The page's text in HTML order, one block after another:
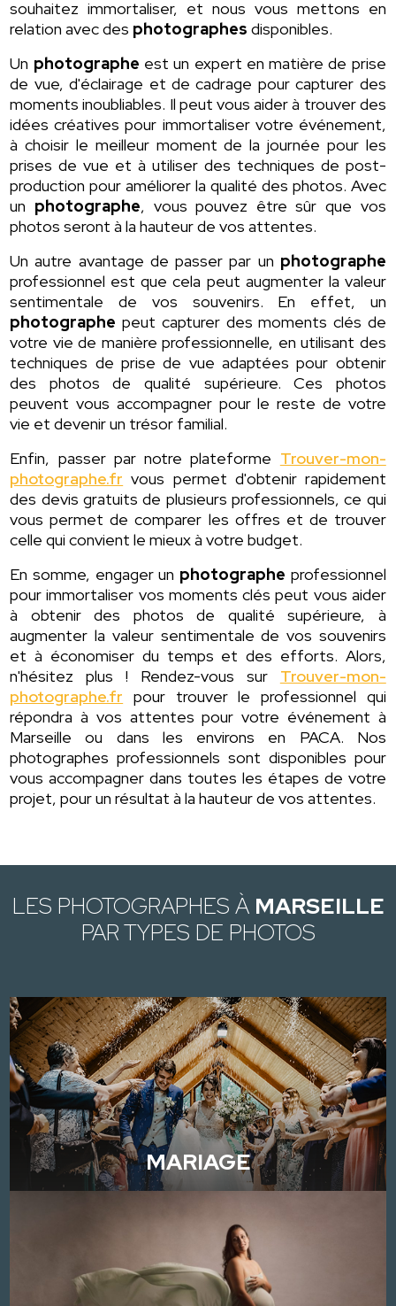
souhaitez immortaliser, et nous vous mettons en
relation avec des photographes disponibles.
Un photographe est un expert en matière de prise
de vue, d'éclairage et de cadrage pour capturer des
moments inoubliables. Il peut vous aider à trouver des
idées créatives pour immortaliser votre événement,
à choisir le meilleur moment de la journée pour les
prises de vue et à utiliser des techniques de post-
production pour améliorer la qualité des photos. Avec
un photographe, vous pouvez être sûr que vos
photos seront à la hauteur de vos attentes.
Un autre avantage de passer par un photographe
professionnel est que cela peut augmenter la valeur
sentimentale de vos souvenirs. En effet, un
photographe peut capturer des moments clés de
votre vie de manière professionnelle, en utilisant des
techniques de prise de vue adaptées pour obtenir
des photos de qualité supérieure. Ces photos
peuvent vous accompagner pour le reste de votre
vie et devenir un trésor familial.
Enfin, passer par notre plateforme Trouver-mon-
photographe.fr vous permet d'obtenir rapidement
des devis gratuits de plusieurs professionnels, ce qui
vous permet de comparer les offres et de trouver
celle qui convient le mieux à votre budget.
En somme, engager un photographe professionnel
pour immortaliser vos moments clés peut vous aider
à obtenir des photos de qualité supérieure, à
augmenter la valeur sentimentale de vos souvenirs
et à économiser du temps et des efforts. Alors,
n'hésitez plus ! Rendez-vous sur Trouver-mon-
photographe.fr pour trouver le professionnel qui
répondra à vos attentes pour votre événement à
Marseille ou dans les environs en PACA. Nos
photographes professionnels sont disponibles pour
vous accompagner dans toutes les étapes de votre
projet, pour un résultat à la hauteur de vos attentes.
LES PHOTOGRAPHES À MARSEILLE
PAR TYPES DE PHOTOS
MARIAGE